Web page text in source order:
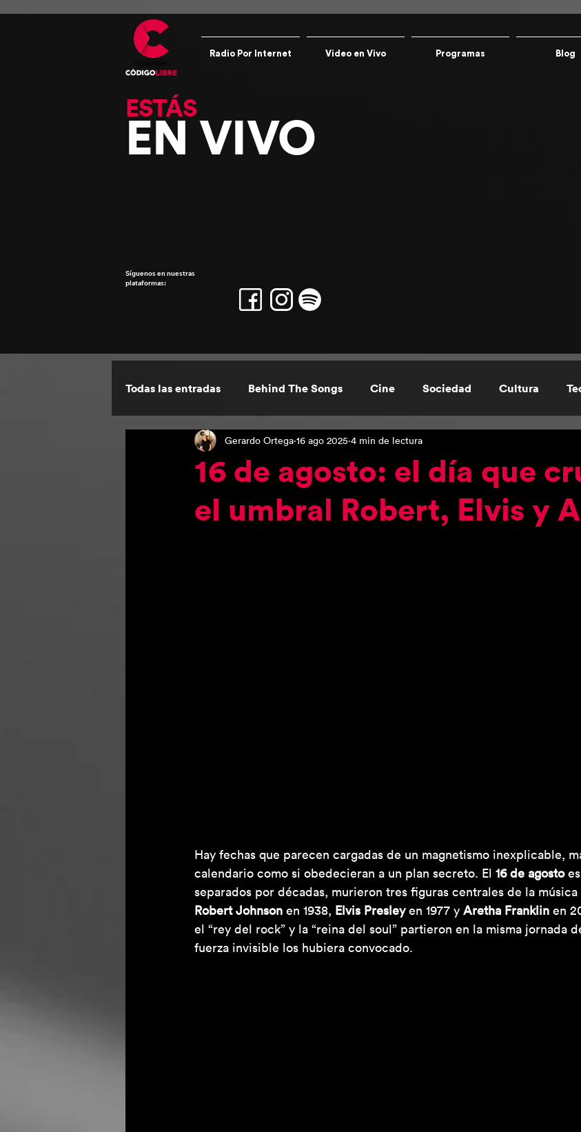
Radio Por Internet Video en Vivo Programas Blog
ESTÁS
EN VIVO
Síguenos en nuestras
plataformas:
Todas las entradas Behind The Songs Cine Sociedad Cultura
Por Escrito Las ventanas de Cecilia Durán Regional
16 de agosto: el día que
el umbral Robert, Elvis y
Gerardo Ortega 16 ago 2025 4 min de lectura
Hay fechas que parecen cargadas de un magnetismo inexplicable,
calendario como si obedecieran a un plan secreto. El 16 de agosto es
separados por décadas, murieron tres figuras centrales de la
Robert Johnson en 1938, Elvis Presley en 1977 y Aretha Franklin en
el “rey del rock” y la “reina del soul” partieron en la misma jornada
fuerza invisible los hubiera convocado.